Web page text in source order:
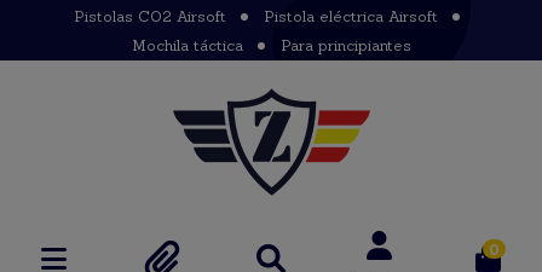
Pistolas CO2 Airsoft
Pistola eléctrica Airsoft
Mochila táctica
Para principiantes
0